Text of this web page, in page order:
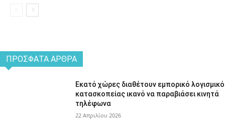
ΠΡΌΣΦΑΤΑ ΆΡΘΡΑ
Εκατό χώρες διαθέτουν εμπορικό λογισμικό
κατασκοπείας ικανό να παραβιάσει κινητά
τηλέφωνα
22 Απριλίου 2026